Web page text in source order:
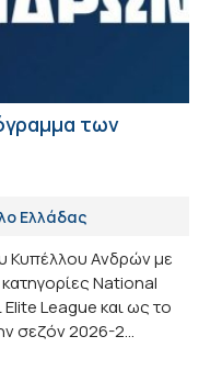
των
Ελλάδας
Κυπέλλου Ανδρών με
National
League και ως το
σεζόν 2026-2...